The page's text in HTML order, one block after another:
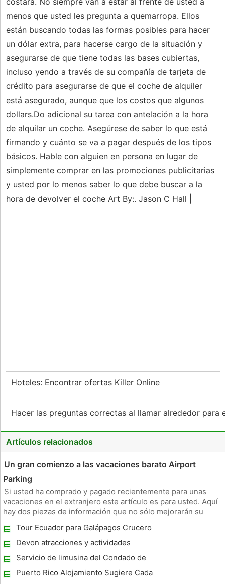
menos que usted les pregunta a quemarropa. Ellos
están buscando todas las formas posibles para hacer
un dólar extra, para hacerse cargo de la situación y
asegurarse de que tiene todas las bases cubiertas,
incluso yendo a través de su compañía de tarjeta de
crédito para asegurarse de que el coche de alquiler
está asegurado, aunque que los costos que algunos
dollars.Do adicional su tarea con antelación a la hora
de alquilar un coche. Asegúrese de saber lo que está
firmando y cuánto se va a pagar después de los tipos
básicos. Hable con alguien en persona en lugar de
simplemente comprar en las promociones publicitarias
y usted por lo menos saber lo que debe buscar a la
hora de devolver el coche Art By:. Jason C Hall |
Hoteles: Encontrar ofertas Killer Online
Hacer las preguntas correctas al llamar alrededor
Artículos relacionados
Un gran comienzo a las vacaciones barato Airport
Parking
Si usted ha comprado y pagado recientemente para unas
vacaciones en el extranjero este artículo es para usted. Aquí
hay dos piezas de información que no sólo mejorarán su
estacionamiento del aeropuerto. También hay un montón de
consejos para sa
Tour Ecuador para Galápagos Crucero
Devon atracciones y actividades
Servicio de limusina del Condado de
Orange lleva la experiencia de viaje de lujo a
Puerto Rico Alojamiento Sugiere Cada